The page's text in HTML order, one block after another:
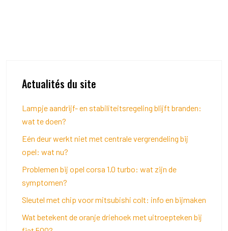
Actualités du site
Lampje aandrijf- en stabiliteitsregeling blijft branden:
wat te doen?
Eén deur werkt niet met centrale vergrendeling bij
opel: wat nu?
Problemen bij opel corsa 1.0 turbo: wat zijn de
symptomen?
Sleutel met chip voor mitsubishi colt: info en bijmaken
Wat betekent de oranje driehoek met uitroepteken bij